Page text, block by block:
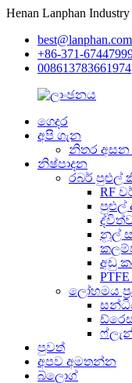
Henan Lanphan
best@lanphan.com
+86-371-
008613783661974
ගෙදර
අපි ගැන
නිතර අසන
නිෂ්පාදන
රබර් පුළුල්
RF
නූල්
අඩු
ලෝහමය
පුවත්
අපව අමතන්න
බ්ලොග්